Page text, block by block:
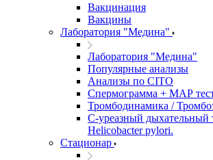
Вакцинация
Вакцины
Лаборатория "Медина"
Лаборатория "Медина"
Популярные анализы
Анализы по CITO
Спермограмма + МАР
Тромбодинамика /
С-уреазный дыхательный
Helicobacter pylori.
Стационар